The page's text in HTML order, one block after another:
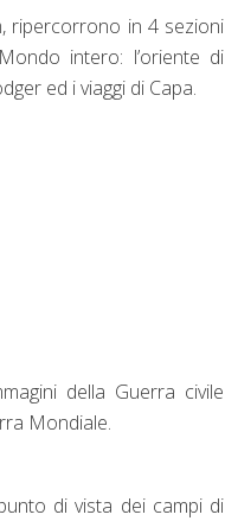
ripercorrono in 4 sezioni
intero: l’oriente di
ed i viaggi di Capa.
della Guerra civile
Mondiale.
di vista dei campi di